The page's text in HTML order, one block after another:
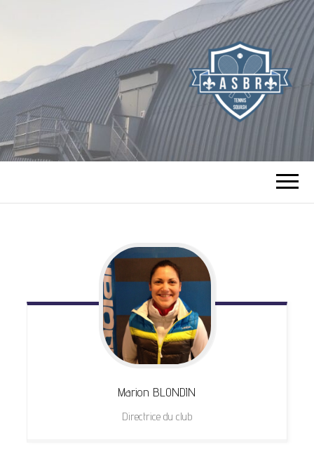
TENNIS SQUASH
DE BOURG LA
REINE
Marion BLONDIN
Directrice du club